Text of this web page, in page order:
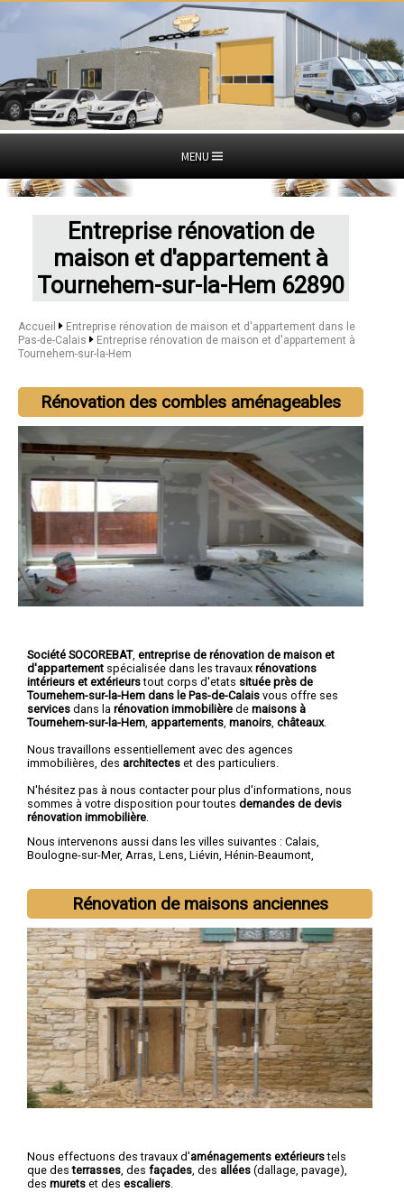
MENU
Entreprise rénovation de
maison et d'appartement à
Tournehem-sur-la-Hem 62890
Accueil
Entreprise rénovation de maison et d'appartement dans le
Pas-de-Calais
Entreprise rénovation de maison et d'appartement à
Tournehem-sur-la-Hem
Rénovation des combles aménageables
Société SOCOREBAT, entreprise de rénovation de maison et
d'appartement spécialisée dans les travaux rénovations
intérieurs et extérieurstout corps d'etats située près de
Tournehem-sur-la-Hem dans le Pas-de-Calais vous offre ses
services dans la rénovation immobilière de maisons à
Tournehem-sur-la-Hem appartements manoirs châteaux.
Nous travaillons essentiellement avec des agences
immobilières, des architectes et des particuliers.
N'hésitez pas à nous contacter pour plus d'informations, nous
sommes à votre disposition pour toutes demandes de devis
rénovation immobilière
Nous intervenons aussi dans les villes suivantes : Calais,
Boulogne-sur-Mer, Arras, Lens, Liévin, Hénin-Beaumont,
Rénovation de maisons anciennes
Nous effectuons des travaux d'aménagements extérieurstels
que desterrasses , des façades , des allées (dallage, pavage),
des murets et des escaliers